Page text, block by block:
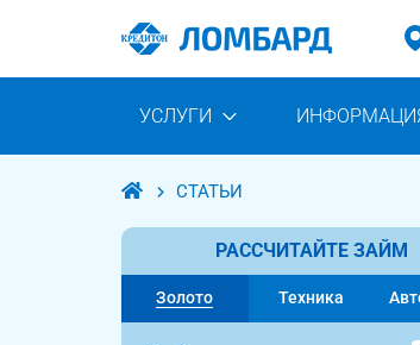
УСЛУГИ
СТАТЬИ
РАССЧИТАЙТЕ ЗАЙМ
Золото Техника